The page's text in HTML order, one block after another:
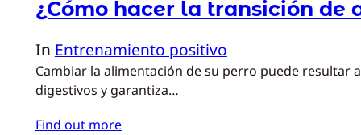
¿Cómo hacer la transición de
In Entrenamiento positivo
Cambiar la alimentación de su perro puede resultar
digestivos y garantiza…
Find out more